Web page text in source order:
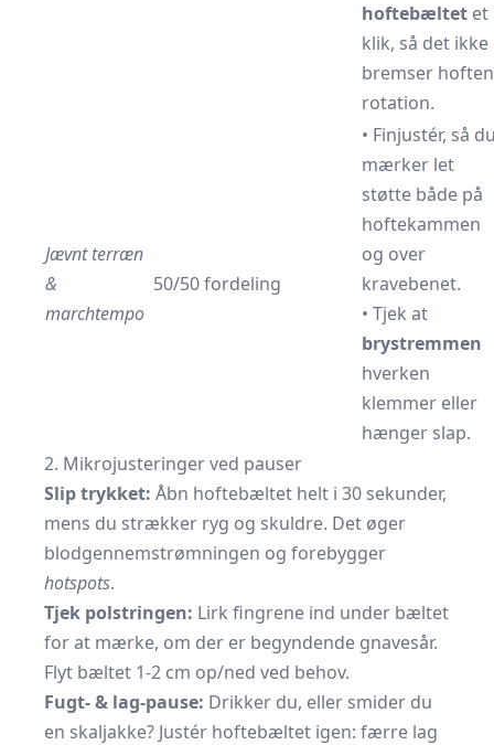
hoftebæltet et
klik, så det ikke
bremser
rotation.
Jævnt terræn
&
marchtempo
50/50 fordeling
• Finjustér, så
mærker let
støtte både på
hoftekammen
og over
kravebenet.
• Tjek at
brystremmen
hverken
klemmer eller
hænger slap.
2. Mikrojusteringer ved pauser
Slip trykket: Åbn hoftebæltet helt i 30 sekunder,
mens du strækker ryg og skuldre. Det øger
blodgennemstrømningen og forebygger
hotspots.
Tjek polstringen: Lirk fingrene ind under bæltet
for at mærke, om der er begyndende gnavesår.
Flyt bæltet 1-2 cm op/ned ved behov.
Fugt- & lag-pause: Drikker du, eller smider du
en skaljakke? Justér hoftebæltet igen: færre lag